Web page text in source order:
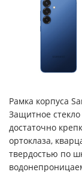
Рамка корпуса
Защитное
достаточно
ортоклаза,
твердостью по